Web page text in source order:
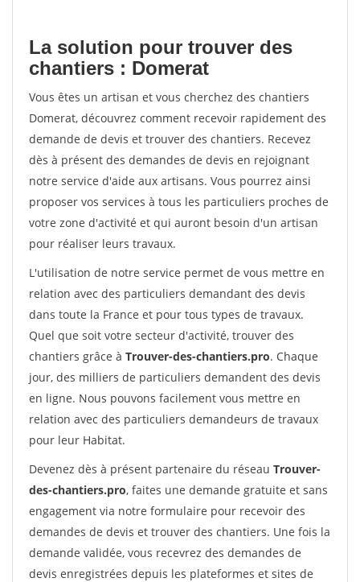
La solution pour trouver des
chantiers : Domerat
Vous êtes un artisan et vous cherchez des chantiers
Domerat, découvrez comment recevoir rapidement des
demande de devis et trouver des chantiers. Recevez
dès à présent des demandes de devis en rejoignant
notre service d'aide aux artisans. Vous pourrez ainsi
proposer vos services à tous les particuliers proches de
votre zone d'activité et qui auront besoin d'un artisan
pour réaliser leurs travaux.
L'utilisation de notre service permet de vous mettre en
relation avec des particuliers demandant des devis
dans toute la France et pour tous types de travaux.
Quel que soit votre secteur d'activité, trouver des
chantiers grâce à Trouver-des-chantiers.pro. Chaque
jour, des milliers de particuliers demandent des devis
en ligne. Nous pouvons facilement vous mettre en
relation avec des particuliers demandeurs de travaux
pour leur Habitat.
Devenez dès à présent partenaire du réseau Trouver-
des-chantiers.pro, faites une demande gratuite et sans
engagement via notre formulaire pour recevoir des
demandes de devis et trouver des chantiers. Une fois la
demande validée, vous recevrez des demandes de
devis enregistrées depuis les plateformes et sites de